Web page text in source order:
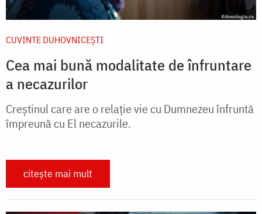
CUVINTE DUHOVNICEȘTI
Cea mai bună modalitate de înfruntare
a necazurilor
Creștinul care are o relație vie cu Dumnezeu înfruntă
împreună cu El necazurile.
citește mai mult